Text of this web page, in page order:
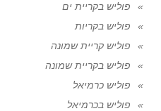
פוליש בקריית ים
פוליש בקריות
פוליש קריית שמונה
פוליש בקריית שמונה
פוליש כרמיאל
פוליש בכרמיאל